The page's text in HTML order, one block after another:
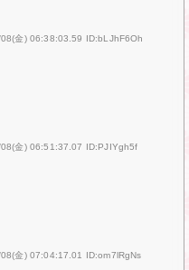
金) 06:38:03.59 ID:bLJhF6Oh
金) 06:51:37.07 ID:PJIYgh5f
金) 07:04:17.01 ID:om7lRgNs